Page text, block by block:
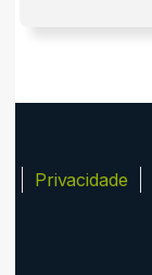
Privacidade